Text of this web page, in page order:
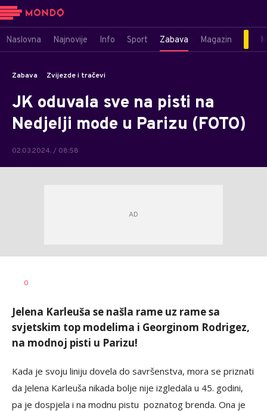
Naslovna Najnovije Info Sport Zabava Magazin
Zabava Zvijezde i tračevi
JK oduvala sve na pisti na
Nedjelji mode u Parizu (FOTO)
02.03.2024. / 08:58
AUTOR
0
Jelena Karleuša se našla rame uz rame sa
svjetskim top modelima i Georginom Rodrigez,
na modnoj pisti u Parizu!
Kada je svoju liniju dovela do savršenstva, mora se priznati
da Jelena Karleuša nikada bolje nije izgledala u 45. godini,
pa je dospjela i na modnu pistu poznatog brenda. Ona je